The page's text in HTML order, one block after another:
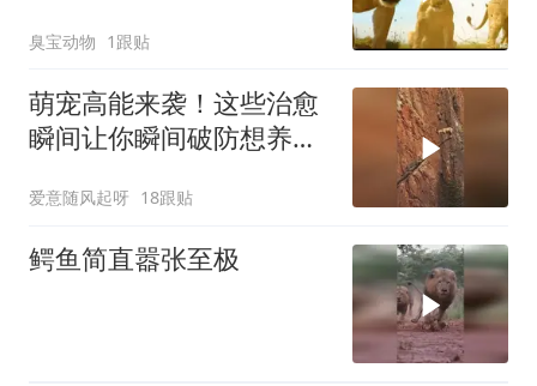
臭宝动物 1跟贴
萌宠高能来袭！这些治愈
瞬间让你瞬间破防想养一
爱意随风起呀 18跟贴
鳄鱼简直嚣张至极